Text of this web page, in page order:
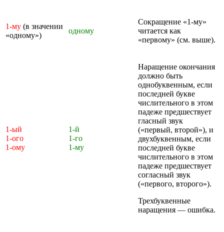
1-му (в значении
«одному»)
одному
Сокращение «1-му»
читается как
«первому» (см. выше).
1-ый
1-ого
1-ому
1-й
1-го
1-му
Наращение окончания
должно быть
однобуквенным, если
последней букве
числительного в этом
падеже предшествует
гласный звук
(«первый, второй»), и
двухбуквенным, если
последней букве
числительного в этом
падеже предшествует
согласный звук
(«первого, второго»).
Трехбуквенные
наращения — ошибка.